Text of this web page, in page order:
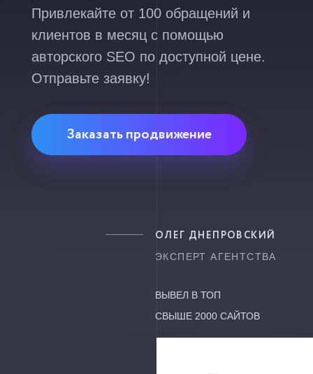
Привлекайте от 100 обращений и
клиентов в месяц с помощью
авторского SEO по доступной цене.
Отправьте заявку!
Заказать продвижение
ОЛЕГ ДНЕПРОВСКИЙ
ЭКСПЕРТ АГЕНТСТВА
ВЫВЕЛ В ТОП
СВЫШЕ 2000 САЙТОВ